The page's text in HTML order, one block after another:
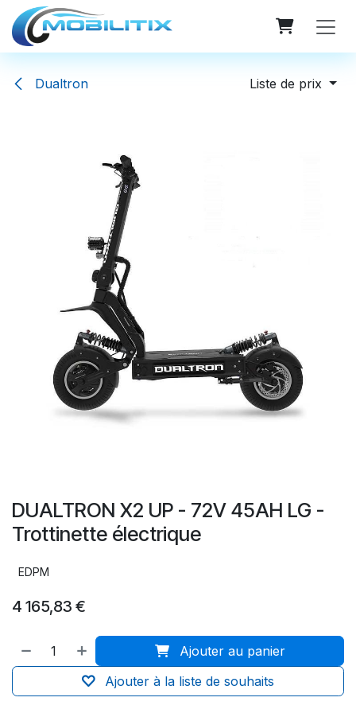
Se rendre au contenu
Dualtron Liste de prix
DUALTRON X2 UP - 72V 45AH LG -
Trottinette électrique
EDPM
4 165,83 €
Ajouter au panier
Ajouter à la liste de souhaits